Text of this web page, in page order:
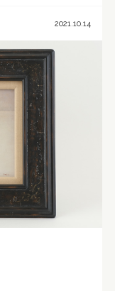
2021.10.14